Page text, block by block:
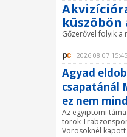
küszöbön
Gőzerővel folyik a
2026.08.07
Agyad
csapatánál
ez nem
Az egyiptomi
török
Vörösöknél kapott